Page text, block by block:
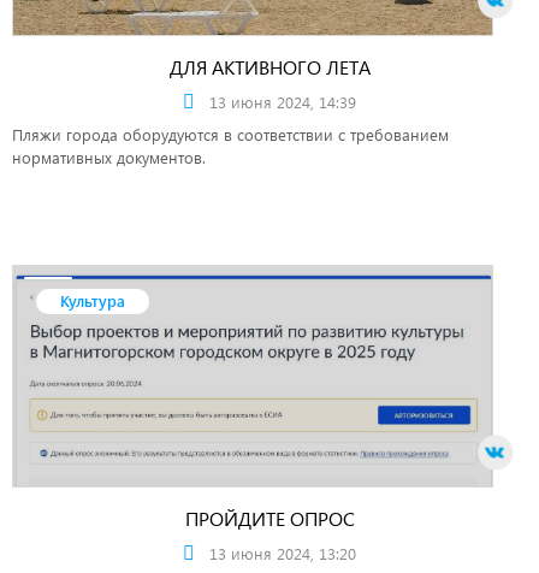
ДЛЯ АКТИВНОГО ЛЕТА
13 июня 2024, 14:39
Пляжи города оборудуются в соответствии с требованием
нормативных документов.
Культура
ПРОЙДИТЕ ОПРОС
13 июня 2024, 13:20